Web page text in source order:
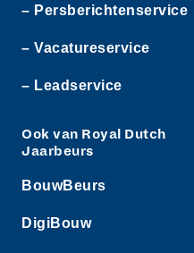
– Persberichtenservice
– Vacatureservice
– Leadservice
Ook van Royal Dutch
Jaarbeurs
BouwBeurs
DigiBouw